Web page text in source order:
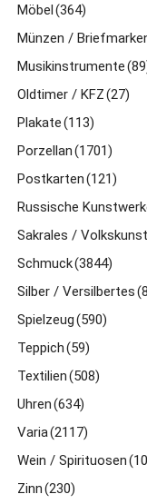
Möbel(364)
Münzen /
Musikinstrumente
Oldtimer / KFZ(27)
Plakate(113)
Porzellan(1701)
Postkarten(121)
Russische
Sakrales / Volkskunst
Schmuck(3844)
Silber / Versilbertes
Spielzeug(590)
Teppich(59)
Textilien(508)
Uhren(634)
Varia(2117)
Wein / Spirituosen
Zinn(230)